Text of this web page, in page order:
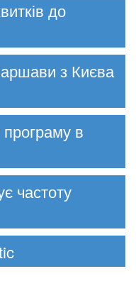
до
з Києва
в
частоту